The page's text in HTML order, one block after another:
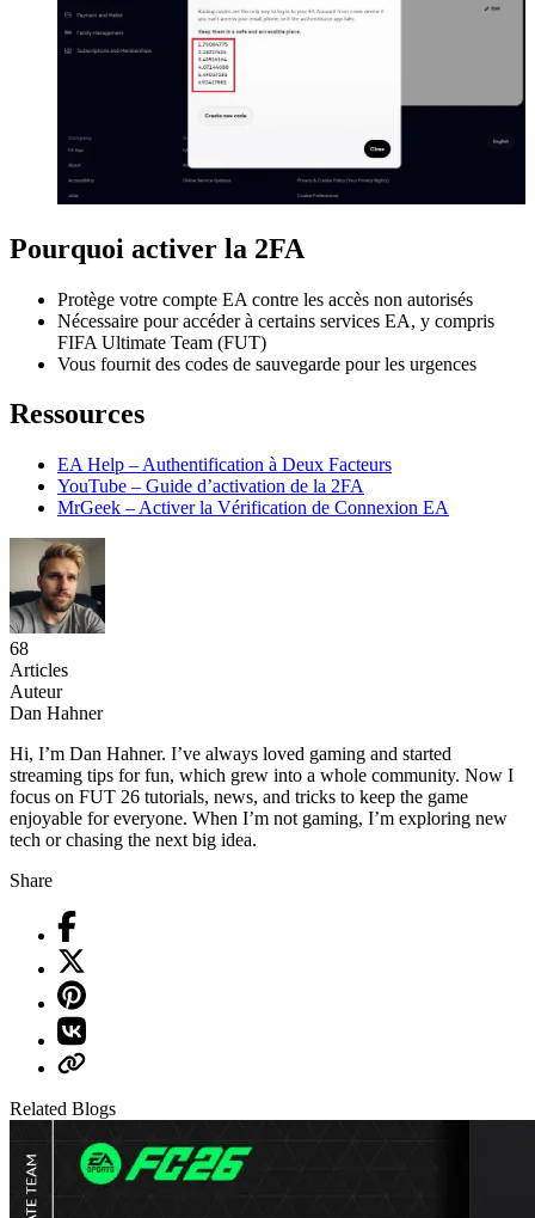
Pourquoi activer la 2FA
Protège votre compte EA contre les accès non autorisés
Nécessaire pour accéder à certains services EA, y compris
FIFA Ultimate Team (FUT)
Vous fournit des codes de sauvegarde pour les urgences
Ressources
EA Help – Authentification à Deux Facteurs
YouTube – Guide d’activation de la 2FA
MrGeek – Activer la Vérification de Connexion EA
68
Articles
Auteur
Dan Hahner
Hi, I’m Dan Hahner. I’ve always loved gaming and started
streaming tips for fun, which grew into a whole community. Now I
focus on FUT 26 tutorials, news, and tricks to keep the game
enjoyable for everyone. When I’m not gaming, I’m exploring new
tech or chasing the next big idea.
Share
Related Blogs